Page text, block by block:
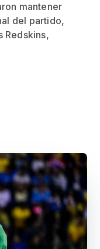
mantener
del partido,
Redskins,